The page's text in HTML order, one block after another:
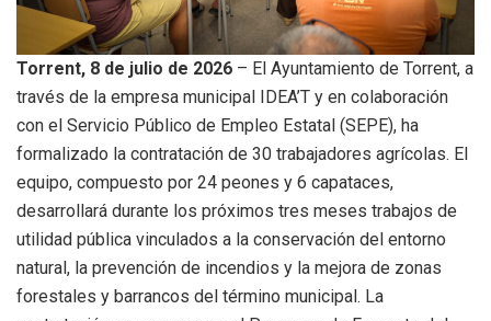
Torrent, 8 de julio de 2026 – El Ayuntamiento de Torrent, a
través de la empresa municipal IDEA’T y en colaboración
con el Servicio Público de Empleo Estatal (SEPE), ha
formalizado la contratación de 30 trabajadores agrícolas. El
equipo, compuesto por 24 peones y 6 capataces,
desarrollará durante los próximos tres meses trabajos de
utilidad pública vinculados a la conservación del entorno
natural, la prevención de incendios y la mejora de zonas
forestales y barrancos del término municipal. La